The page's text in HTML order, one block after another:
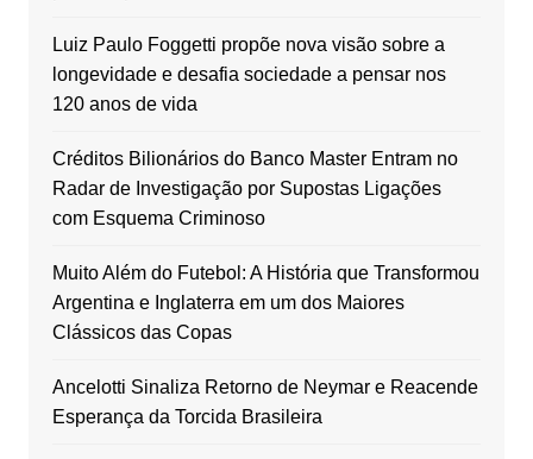
Luiz Paulo Foggetti propõe nova visão sobre a
longevidade e desafia sociedade a pensar nos
120 anos de vida
Créditos Bilionários do Banco Master Entram no
Radar de Investigação por Supostas Ligações
com Esquema Criminoso
Muito Além do Futebol: A História que Transformou
Argentina e Inglaterra em um dos Maiores
Clássicos das Copas
Ancelotti Sinaliza Retorno de Neymar e Reacende
Esperança da Torcida Brasileira